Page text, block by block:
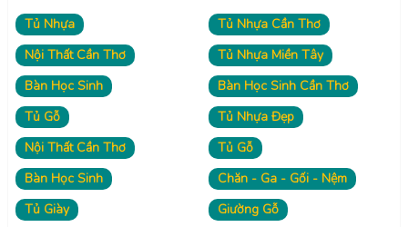
Tủ Nhựa
Tủ Nhựa Cần Thơ
Nội Thất Cần Thơ
Tủ Nhựa Miền Tây
Bàn Học Sinh
Bàn Học Sinh Cần Thơ
Tủ Gỗ
Tủ Nhựa Đẹp
Nội Thất Cần Thơ
Tủ Gỗ
Bàn Học Sinh
Chăn - Ga - Gối - Nệm
Tủ Giày
Giường Gỗ